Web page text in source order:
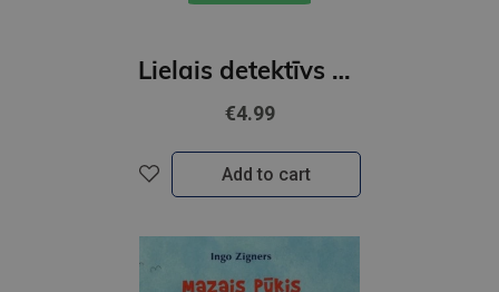
Lielais detektīvs 4/2026
€4.99
Add to cart